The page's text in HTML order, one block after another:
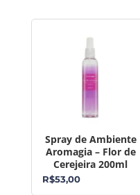
Spray de Ambiente
Aromagia – Flor de
Cerejeira 200ml
R$53,00